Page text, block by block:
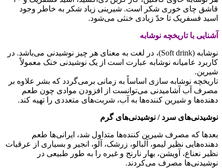
قاشق چای خوری شکر است. شیرینی زیاد شکر به خاطر وجود
اسید فسفریک تا حدّ زیادی خنثی می‌شود.
آشنایی با تاریخچه نوشابه
نوشابه (Soft drink)‏، در لغت به معنای هر چیز نوشیدنی می‌باشد. در
کاربرد عامیانه نوشابه عبارت است از یک نوشیدنی خنک معمولاً
شیرین.
تاریخچه نوشابه سازی اساساً به زمانی برمی‌گردد که بشر علاوه بر
مصرف آب آشامیدنی می‌توانست از افزودن موادی چون طعم
دهنده‌ها و شیرین کننده‌ها به آب، شربت‌های متعددی را تهیه کند.
نوشیدنی‌های سرد / نوشیدنی‌های گرم
بعدها که مصرف شیرین کننده‌ها متداول شد، ایرانی‌ها طعم
دهنده‌هایی نظیر لیمو، آلبالو، زرشک، آلو، انجیر و بسیاری از عرقیات
نظیر نعناع، آویشن، بهار نارنج و غیره را به طور طبیعی در
نوشیدنی‌ها مصرف می‌کردند.